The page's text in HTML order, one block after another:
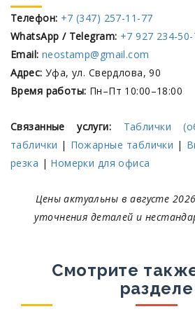
Телефон: +7 (347) 257-11-77
WhatsApp / Telegram: +7 927 234-50-
Email: neostamp@gmail.com
Адрес: Уфа, ул. Свердлова, 90
Время работы: Пн–Пт 10:00–18:00
Связанные услуги: Таблички
таблички | Пожарные таблички |
резка | Номерки для офиса
Цены актуальны в августе
уточнения деталей и
Смотрите
разделе